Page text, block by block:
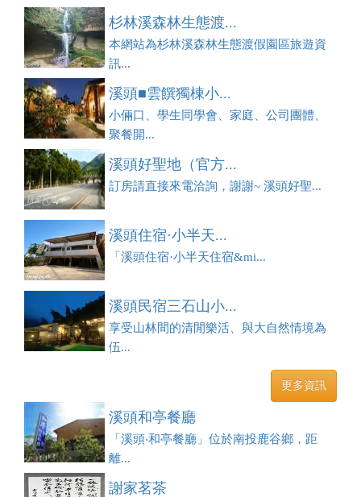
杉林溪森林生態渡...
本網站為杉林溪森林生態渡假園區旅遊資
訊...
溪頭■雲饌獨棟小...
小倆口、學生同學會、家庭、公司團體、
聚餐開...
溪頭好聖地（官方...
訂房請直接來電洽詢，謝謝~ 溪頭好聖...
溪頭住宿·小半天...
「溪頭住宿·小半天住宿&mi...
溪頭民宿三石山小...
享受山林間的清閒樂活、與大自然情境為
伍...
更多資訊
溪頭和亭餐廳
「溪頭‧和亭餐廳」位於南投鹿谷鄉，距
離...
謝家茗茶